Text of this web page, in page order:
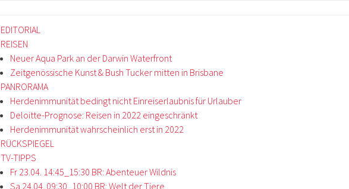
EDITORIAL
REISEN
Neuer Aqua Park an der Darwin Waterfront
Zeitgenössische Kunst & Bush Tucker mitten in Brisbane
PANRORAMA
Herdenimmunität bedingt nicht Einreiserlaubnis für Urlauber
Deloitte-Prognose: Reisen in 2022 eingeschränkt
Herdenimmunität wahrscheinlich erst in 2022
RÜCKSPIEGEL
TV-TIPPS
Fr 23.04. 14:45_15:30 BR: Abenteuer Wildnis
Sa 24.04. 09:30_10:00 BR: Welt der Tiere